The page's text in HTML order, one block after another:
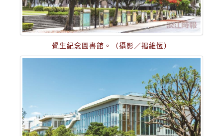
覺生紀念圖書館。（攝影／揭維恆）